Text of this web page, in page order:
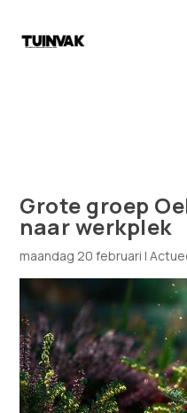
Grote groep
naar werkplek
maandag 20 februari |